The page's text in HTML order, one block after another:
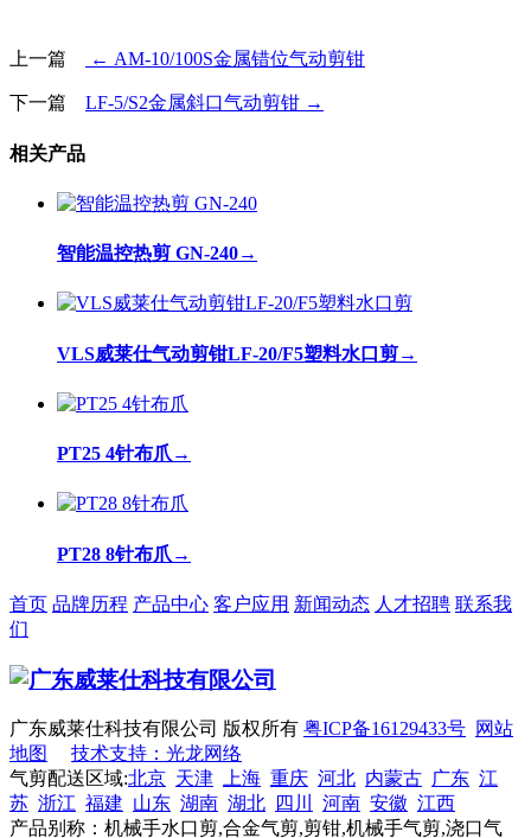
上一篇 ← AM-10/100S金属错位气动剪钳
下一篇 LF-5/S2金属斜口气动剪钳 →
相关产品
智能温控热剪 GN-240→
VLS威莱仕气动剪钳LF-20/F5塑料水口剪→
PT25 4针布爪 →
PT28 8针布爪 →
首页 品牌历程 产品中心 客户应用 新闻动态 人才招聘 联系我
们
广东威莱仕科技有限公司 版权所有 粤ICP备16129433号 网站
地图
技术支持：光龙网络
气剪配送区域:北京 天津 上海 重庆 河北 内蒙古 广东 江
苏 浙江 福建 山东 湖南 湖北 四川 河南 安徽 江西
产品别称：机械手水口剪,合金气剪,剪钳,机械手气剪,浇口气